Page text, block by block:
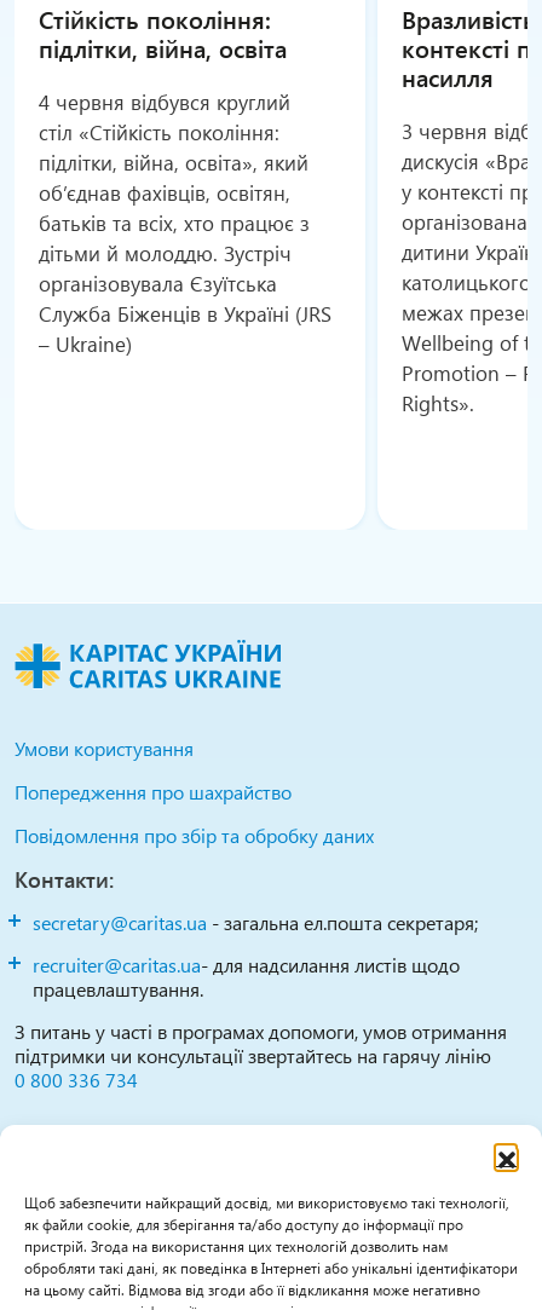
Щоб забезпечити найкращий досвід, ми використовуємо такі технології,
як файли cookie, для зберігання та/або доступу до інформації про
пристрій. Згода на використання цих технологій дозволить нам
обробляти такі дані, як поведінка в Інтернеті або унікальні ідентифікатори
на цьому сайті. Відмова від згоди або її відкликання може негативно
Стійкість покоління:
підлітки, війна, освіта
4 червня відбувся круглий
стіл «Стійкість покоління:
підлітки, війна, освіта», який
об’єднав фахівців, освітян,
батьків та всіх, хто працює з
дітьми й молоддю. Зустріч
організовувала Єзуїтська
Служба Біженців в Україні (JRS
– Ukraine)
контексті
насилля
3 червня
дискусія
у контексті
організована
дитини
католицького
межах
Wellbeing of
Promotion –
Rights».
Умови користування
Попередження про шахрайство
Повідомлення про збір та обробку даних
Контакти:
secretary@caritas.ua - загальна ел.пошта секретаря;
recruiter@caritas.ua- для надсилання листів щодо
працевлаштування.
З питань у часті в програмах допомоги, умов отримання
підтримки чи консультації звертайтесь на гарячу лінію
0 800 336 734
Повідомити про можливі випадки зловживань,
порушень, дискримінації тощо можна за цими
каналами:
0800 336 734(гаряча лінія працює Пн-Пт 09:30-
16:00)
feedback@caritas.ua